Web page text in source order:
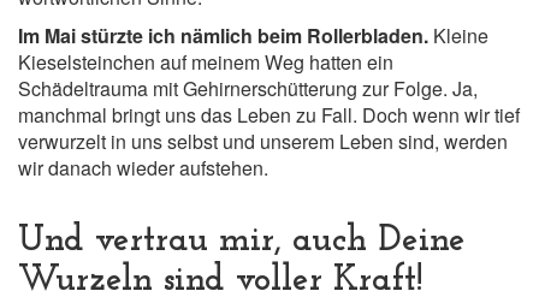
Im Mai stürzte ich nämlich beim Rollerbladen. Kleine
Kieselsteinchen auf meinem Weg hatten ein
Schädeltrauma mit Gehirnerschütterung zur Folge. Ja,
manchmal bringt uns das Leben zu Fall. Doch wenn wir tief
verwurzelt in uns selbst und unserem Leben sind, werden
wir danach wieder aufstehen.
Und vertrau mir, auch Deine
Wurzeln sind voller Kraft!